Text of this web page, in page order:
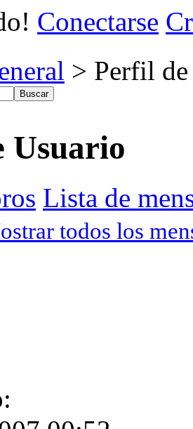
Conectarse
> Perfil
Usuario
Lista de
todos los